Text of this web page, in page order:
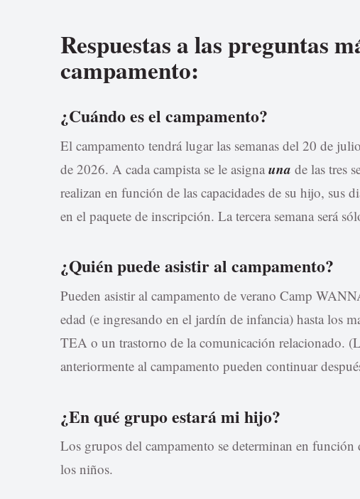
Respuestas a las preguntas
campamento:
¿Cuándo es el campamento?
El campamento tendrá lugar las semanas del 20 de
de 2026. A cada campista se le asignaunade las tres
realizan en función de las capacidades de su hijo, sus
en el paquete de inscripción. La tercera semana será
¿Quién puede asistir al campamento?
Pueden asistir al campamento de verano Camp
edad (e ingresando en el jardín de infancia) hasta los
TEA o un trastorno de la comunicación relacionado.
anteriormente al campamento pueden continuar
¿En qué grupo estará mi hijo?
Los grupos del campamento se determinan en función
los niños.